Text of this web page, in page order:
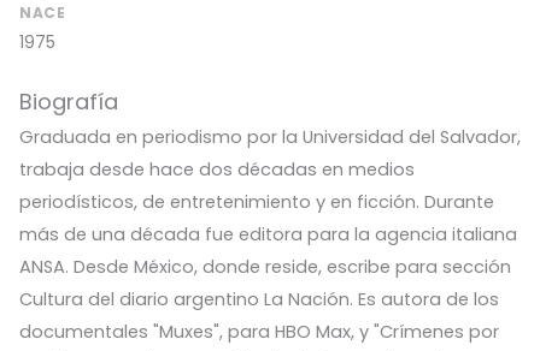
NACE
1975
Biografía
Graduada en periodismo por la Universidad del Salvador,
trabaja desde hace dos décadas en medios
periodísticos, de entretenimiento y en ficción. Durante
más de una década fue editora para la agencia italiana
ANSA. Desde México, donde reside, escribe para sección
Cultura del diario argentino La Nación. Es autora de los
documentales "Muxes", para HBO Max, y "Crímenes por